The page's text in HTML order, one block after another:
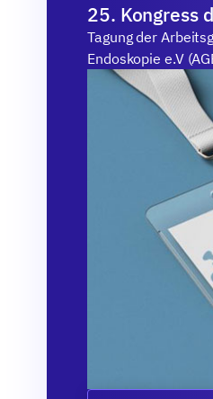
25. Kongress
Tagung der
Endoskopie e.V